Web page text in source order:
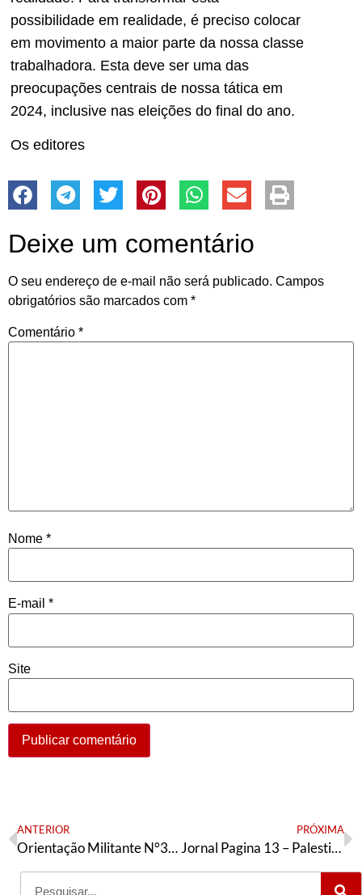
possibilidade em realidade, é preciso colocar
em movimento a maior parte da nossa classe
trabalhadora. Esta deve ser uma das
preocupações centrais de nossa tática em
2024, inclusive nas eleições do final do ano.
Os editores
Deixe um comentário
O seu endereço de e-mail não será publicado. Campos
obrigatórios são marcados com *
Comentário *
Nome *
E-mail *
Site
ANTERIOR
Orientação Militante N°386 (15 de novembro de 2023)
PRÓXIMA
Jornal Pagina 13 – Palestina